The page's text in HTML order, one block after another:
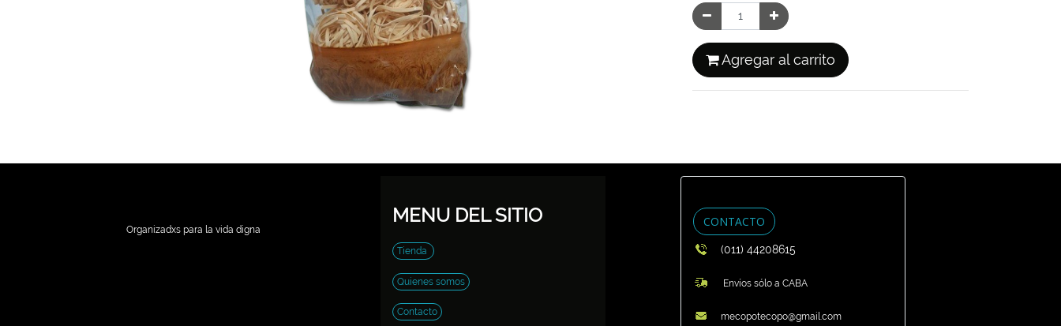
Agregar al carrito
Organizadxs para la vida digna
MENU DEL SITIO
Tienda
Quienes somos
Contacto
CONTACTO
(011) 44208615
Envíos sólo a CABA
mecopotecopo@gmail.com